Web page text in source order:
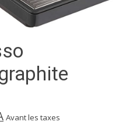
Avant les taxes